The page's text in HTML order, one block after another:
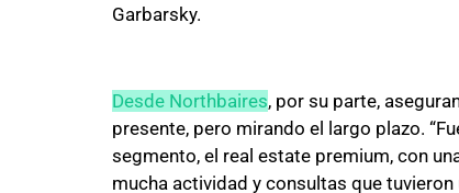
Garbarsky.
Desde Northbaires, por su parte,
presente, pero mirando el largo plazo.
segmento, el real estate premium, con
mucha actividad y consultas que